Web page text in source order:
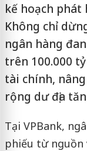
kế hoạch phát
Không chỉ
ngân hàng
trên 100.000
tài chính,
rộng dư địa
Tại VPBank,
phiếu từ nguồn